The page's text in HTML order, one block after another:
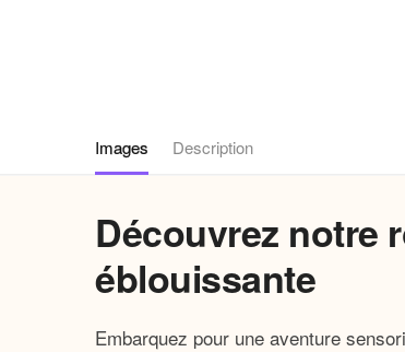
Images Description
Découvrez notre
éblouissante
Embarquez pour une aventure